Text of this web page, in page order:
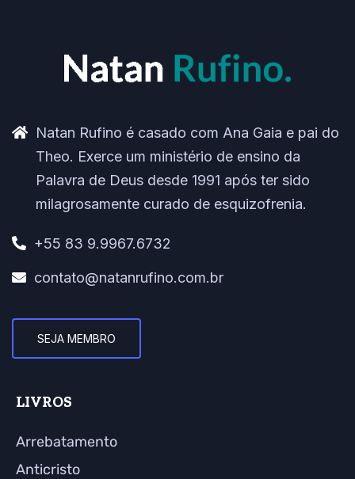
Natan Rufino é casado com Ana Gaia e pai do
Theo. Exerce um ministério de ensino da
Palavra de Deus desde 1991 após ter sido
milagrosamente curado de esquizofrenia.
+55 83 9.9967.6732
contato@natanrufino.com.br
SEJA MEMBRO
LIVROS
Arrebatamento
Anticristo